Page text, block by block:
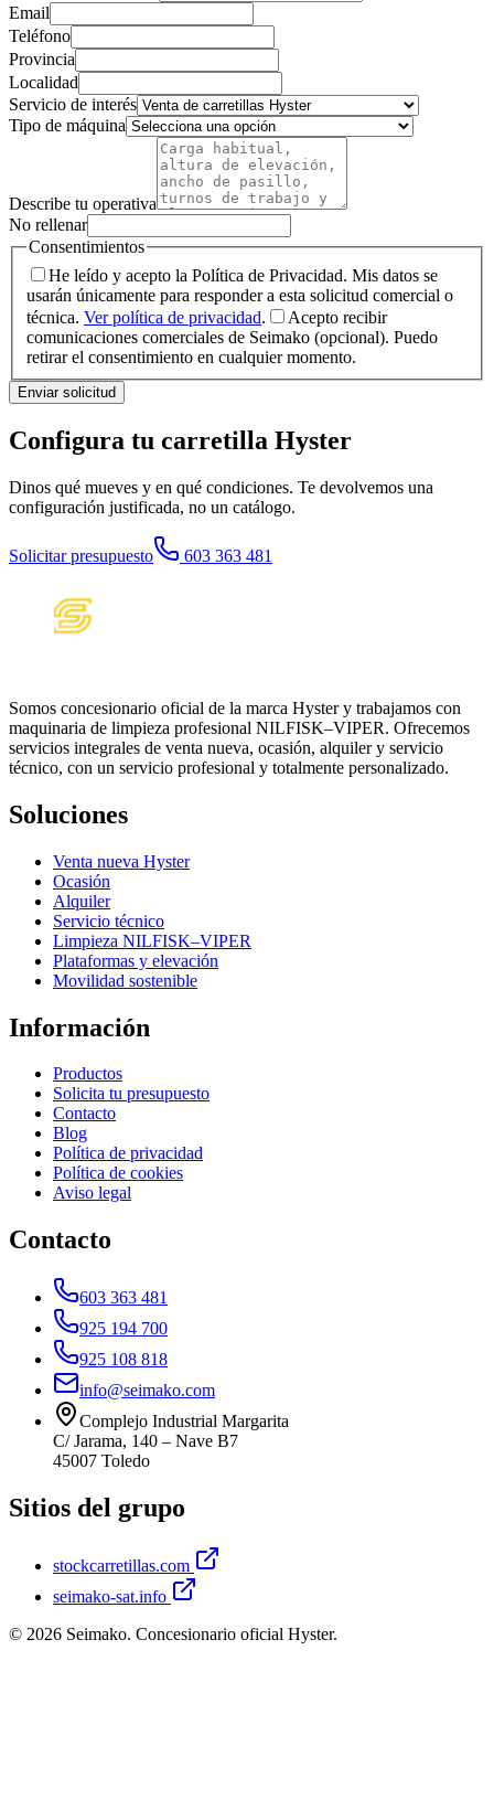
Email
Teléfono
Provincia
Localidad
Servicio de interés
Tipo de máquina
Describe tu operativa
No rellenar
Consentimientos
He leído y acepto la Política de Privacidad. Mis datos se
usarán únicamente para responder a esta solicitud comercial o
técnica. Ver política de privacidad.
Acepto recibir
comunicaciones comerciales de Seimako (opcional). Puedo
retirar el consentimiento en cualquier momento.
Enviar solicitud
Configura tu carretilla Hyster
Dinos qué mueves y en qué condiciones. Te devolvemos una
configuración justificada, no un catálogo.
Solicitar presupuesto 603 363 481
Somos concesionario oficial de la marca Hyster y trabajamos con
maquinaria de limpieza profesional NILFISK–VIPER. Ofrecemos
servicios integrales de venta nueva, ocasión, alquiler y servicio
técnico, con un servicio profesional y totalmente personalizado.
Soluciones
Venta nueva Hyster
Ocasión
Alquiler
Servicio técnico
Limpieza NILFISK–VIPER
Plataformas y elevación
Movilidad sostenible
Información
Productos
Solicita tu presupuesto
Contacto
Blog
Política de privacidad
Política de cookies
Aviso legal
Contacto
603 363 481
925 194 700
925 108 818
info@seimako.com
Complejo Industrial Margarita
C/ Jarama, 140 – Nave B7
45007 Toledo
Sitios del grupo
stockcarretillas.com
seimako-sat.info
© 2026 Seimako. Concesionario oficial Hyster.